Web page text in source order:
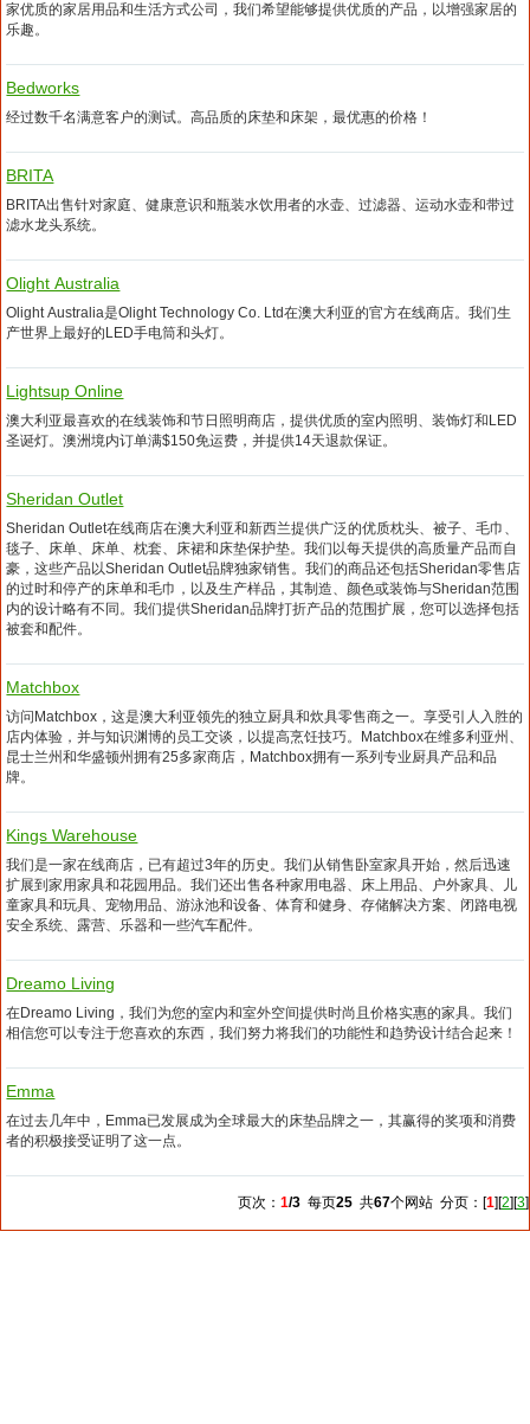
家优质的家居用品和生活方式公司，我们希望能够提供优质的产品，以增强家居的
乐趣。
Bedworks
经过数千名满意客户的测试。高品质的床垫和床架，最优惠的价格！
BRITA
BRITA出售针对家庭、健康意识和瓶装水饮用者的水壶、过滤器、运动水壶和带过
滤水龙头系统。
Olight Australia
Olight Australia是Olight Technology Co. Ltd在澳大利亚的官方在线商店。我们生
产世界上最好的LED手电筒和头灯。
Lightsup Online
澳大利亚最喜欢的在线装饰和节日照明商店，提供优质的室内照明、装饰灯和LED
圣诞灯。澳洲境内订单满$150免运费，并提供14天退款保证。
Sheridan Outlet
Sheridan Outlet在线商店在澳大利亚和新西兰提供广泛的优质枕头、被子、毛巾、
毯子、床单、床单、枕套、床裙和床垫保护垫。我们以每天提供的高质量产品而自
豪，这些产品以Sheridan Outlet品牌独家销售。我们的商品还包括Sheridan零售店
的过时和停产的床单和毛巾，以及生产样品，其制造、颜色或装饰与Sheridan范围
内的设计略有不同。我们提供Sheridan品牌打折产品的范围扩展，您可以选择包括
被套和配件。
Matchbox
访问Matchbox，这是澳大利亚领先的独立厨具和炊具零售商之一。享受引人入胜的
店内体验，并与知识渊博的员工交谈，以提高烹饪技巧。Matchbox在维多利亚州、
昆士兰州和华盛顿州拥有25多家商店，Matchbox拥有一系列专业厨具产品和品
牌。
Kings Warehouse
我们是一家在线商店，已有超过3年的历史。我们从销售卧室家具开始，然后迅速
扩展到家用家具和花园用品。我们还出售各种家用电器、床上用品、户外家具、儿
童家具和玩具、宠物用品、游泳池和设备、体育和健身、存储解决方案、闭路电视
安全系统、露营、乐器和一些汽车配件。
Dreamo Living
在Dreamo Living，我们为您的室内和室外空间提供时尚且价格实惠的家具。我们
相信您可以专注于您喜欢的东西，我们努力将我们的功能性和趋势设计结合起来！
Emma
在过去几年中，Emma已发展成为全球最大的床垫品牌之一，其赢得的奖项和消费
者的积极接受证明了这一点。
页次： 1/3 每页25 共67个网站 分页：[1][2][3]